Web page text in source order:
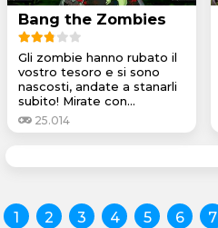
Bang the Zombies
Gli zombie hanno rubato il
vostro tesoro e si sono
nascosti, andate a stanarli
subito! Mirate con...
25.014
1 2 3 4 5 6 7